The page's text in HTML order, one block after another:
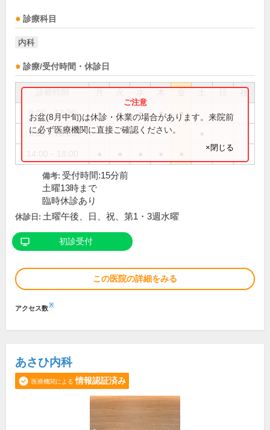
診療科目
内科
診療/受付時間・休診日
祝
9:00～12:30 ● ● ● ● ●
9:00～13:00
お盆(8月中旬)は休診・休業の場合があります。来院前
に必ず医療機関に直接ご確認ください。
×閉じる
備考: 受付時間:15分前
土曜13時まで
臨時休診あり
休診日: 土曜午後、日、祝、第1・3週水曜
初診受付
この医院の詳細をみる
アクセス数※
あさひ内科
医療機関による 情報認証済み